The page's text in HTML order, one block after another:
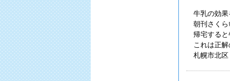
牛乳の効果
朝刊さく
帰宅すると
これは正解
札幌市北区